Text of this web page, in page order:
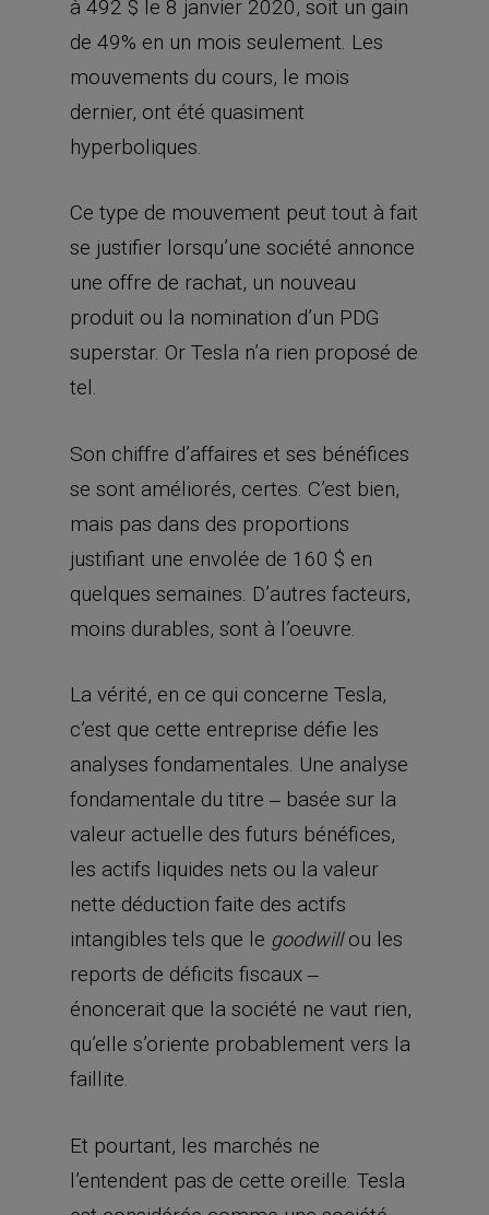
se justifier lorsqu’une société annonce
une offre de rachat, un nouveau
produit ou la nomination d’un PDG
superstar. Or Tesla n’a rien proposé de
tel.
Son chiffre d’affaires et ses bénéfices
se sont améliorés, certes. C’est bien,
mais pas dans des proportions
justifiant une envolée de 160 $ en
quelques semaines. D’autres facteurs,
moins durables, sont à l’oeuvre.
La vérité, en ce qui concerne Tesla,
c’est que cette entreprise défie les
analyses fondamentales. Une analyse
fondamentale du titre ‒ basée sur la
valeur actuelle des futurs bénéfices,
les actifs liquides nets ou la valeur
intangibles tels que le
reports de déficits fiscaux ‒
énoncerait que la société ne vaut rien,
Et pourtant, les marchés ne
l’entendent pas de cette oreille. Tesla
est considérée comme une société
dont la valeur de marché actuelle ne
représente peut-être qu’une infime
partie de sa valeur de marché
la grande transformation industrielle
de tous les temps : le passage du